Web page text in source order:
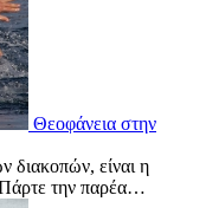
Θεοφάνεια στην
διακοπών, είναι η
Πάρτε την παρέα…